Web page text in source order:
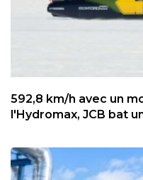
592,8 km/h avec un
l'Hydromax, JCB bat